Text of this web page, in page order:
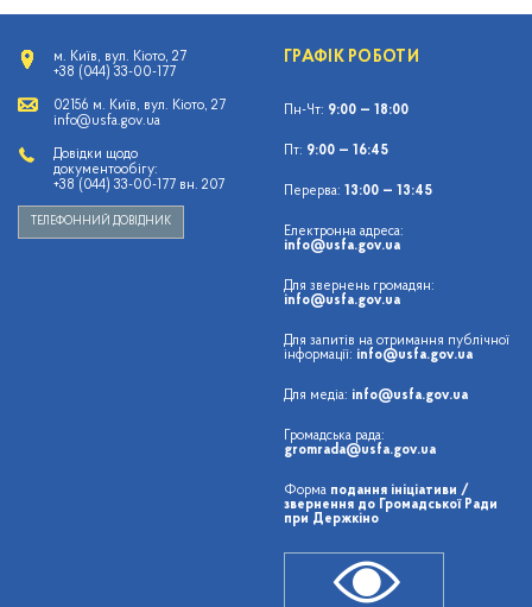
м. Київ, вул. Кіото, 27
+38 (044) 33-00-177
02156 м. Київ, вул. Кіото, 27
info@usfa.gov.ua
Довідки щодо
документообігу:
+38 (044) 33-00-177 вн. 207
ТЕЛЕФОННИЙ ДОВІДНИК
ГРАФІК РОБОТИ
Пн-Чт: 9:00 — 18:00
Пт: 9:00 — 16:45
Перерва: 13:00 — 13:45
Електронна адреса:
info@usfa.gov.ua
Для звернень громадян:
info@usfa.gov.ua
Для запитів на отримання публічної
інформації: info@usfa.gov.ua
Для медіа: info@usfa.gov.ua
Громадська рада:
gromrada@usfa.gov.ua
Форма подання ініціативи /
звернення до Громадської Ради
при Держкіно